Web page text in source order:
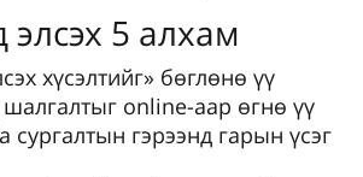
5 алхам
хүсэлтийг» бөглөнө үү
online-аар өгнө үү
сургалтын гэрээнд гарын үсэг